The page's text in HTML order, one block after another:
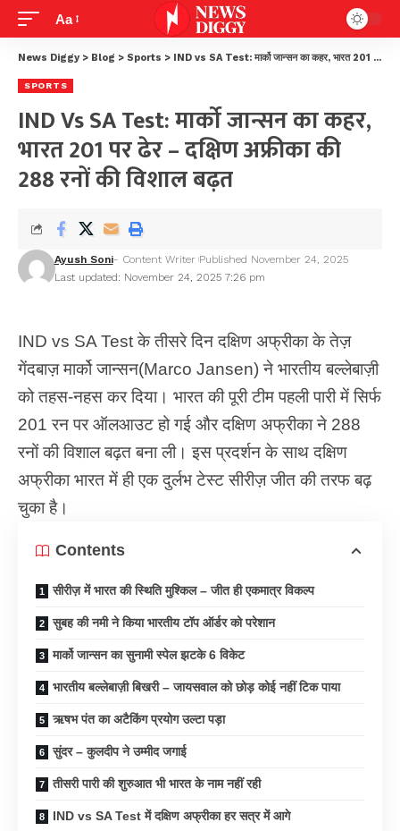
Aa
News Diggy > Blog > Sports > IND vs SA Test: मार्को जान्सन का कहर, भारत 201 पर ढेर – दक्षिण अफ्रीका की 288 रनों की विशाल बढ़त
SPORTS
IND Vs SA Test: मार्को जान्सन का कहर,
भारत 201 पर ढेर – दक्षिण अफ्रीका की
288 रनों की विशाल बढ़त
Last updated: November 24, 2025 7:26 pm
Ayush Soni- Content Writer Published November 24, 2025
IND vs SA Test के तीसरे दिन दक्षिण अफ्रीका के तेज़
गेंदबाज़ मार्को जान्सन(Marco Jansen) ने भारतीय बल्लेबाज़ी
को तहस-नहस कर दिया। भारत की पूरी टीम पहली पारी में सिर्फ
201 रन पर ऑलआउट हो गई और दक्षिण अफ्रीका ने 288
रनों की विशाल बढ़त बना ली। इस प्रदर्शन के साथ दक्षिण
अफ्रीका भारत में ही एक दुर्लभ टेस्ट सीरीज़ जीत की तरफ बढ़
चुका है।
Contents
सीरीज़ में भारत की स्थिति मुश्किल – जीत ही एकमात्र विकल्प
सुबह की नमी ने किया भारतीय टॉप ऑर्डर को परेशान
मार्को जान्सन का सुनामी स्पेल झटके 6 विकेट
भारतीय बल्लेबाज़ी बिखरी – जायसवाल को छोड़ कोई नहीं टिक पाया
ऋषभ पंत का अटैकिंग प्रयोग उल्टा पड़ा
सुंदर – कुलदीप ने उम्मीद जगाई
तीसरी पारी की शुरुआत भी भारत के नाम नहीं रही
IND vs SA Test में दक्षिण अफ्रीका हर सत्र में आगे